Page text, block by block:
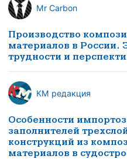
Mr Carbon
Производство
материалов в России.
трудности и
КМ редакция
Особенности
заполнителей
конструкций из
материалов в